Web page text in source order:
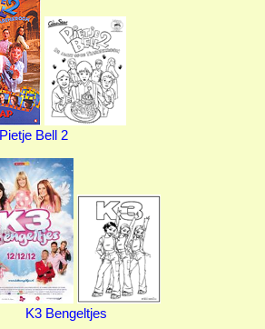
Pietje Bell 2
K3 Bengeltjes